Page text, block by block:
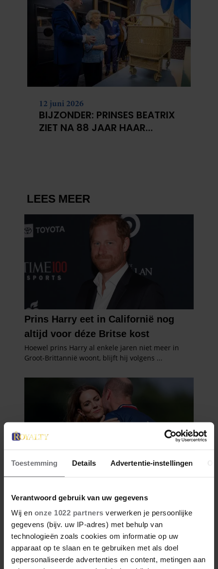
Toestemming Details Advertentie-instellingen
Verantwoord gebruik van uw gegevens
Wij en onze 1022 partners verwerken je persoonlijke
gegevens (bijv. uw IP-adres) met behulp van
technologieën zoals cookies om informatie op uw
apparaat op te slaan en te gebruiken met als doel
gepersonaliseerde advertenties en content, metingen aan
12 juni 2026
BIJZONDER: PRINSES BEATRIX
ZIET NA 88 JAAR HAAR